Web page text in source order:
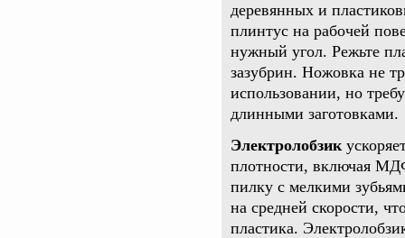
деревянных и
плинтус на рабочей
нужный угол. Режьте
зазубрин. Ножовка не
использовании, но
длинными заготовками.
Электролобзик
плотности, включая
пилку с мелкими
на средней скорости,
пластика.